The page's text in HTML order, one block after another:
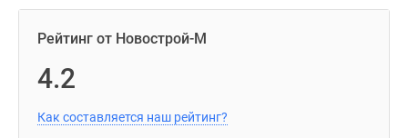
Рейтинг от Новострой-М
4.2
Как составляется наш рейтинг?